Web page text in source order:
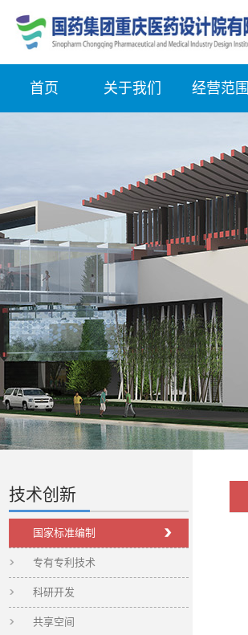
首页 关于我们 经营范围
技术创新
国家标准编制
专有专利技术
科研开发
共享空间